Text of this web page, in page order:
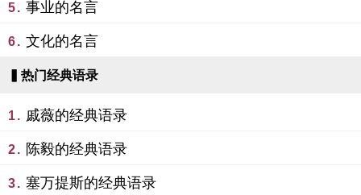
5. 事业的名言
6. 文化的名言
▍热门经典语录
1. 戚薇的经典语录
2. 陈毅的经典语录
3. 塞万提斯的经典语录